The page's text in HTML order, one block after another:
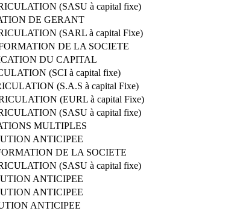
(SASU à capital fixe)
DE GERANT
(SARL à capital Fixe)
DE LA SOCIETE
DU CAPITAL
(SCI à capital fixe)
(S.A.S à capital Fixe)
(EURL à capital Fixe)
(SASU à capital fixe)
MULTIPLES
ANTICIPEE
DE LA SOCIETE
(SASU à capital fixe)
ANTICIPEE
ANTICIPEE
ANTICIPEE